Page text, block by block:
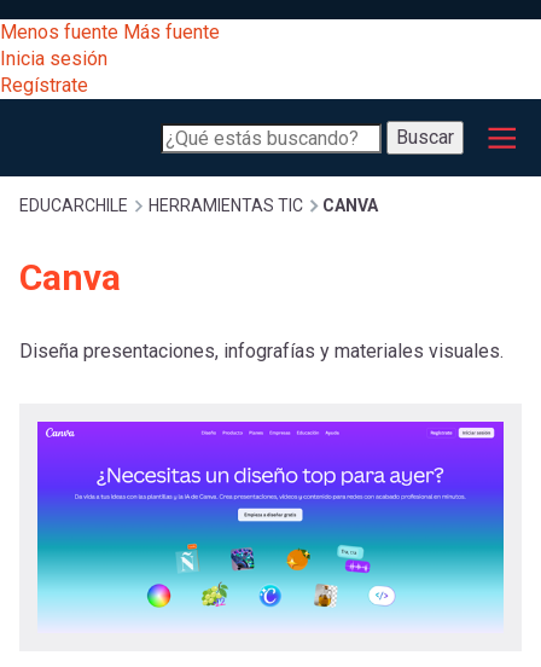
al
contenido
principal
[Educarchile
Escritorio]
Menú
entrar
mi
cuenta
Menos fuente Más fuente
Inicia sesión
Regístrate
Buscar
Buscar
Menú
principal
Desarrollo
Expand
Gestión
Expand
Expand
Expand
[Educarchile
Mobile]
Regístrate
Sobrescribir
enlaces
de
ayuda
a
la
EDUCARCHILE HERRAMIENTAS TIC CANVA
Canva
Diseña presentaciones, infografías y materiales visuales.
registrarte.